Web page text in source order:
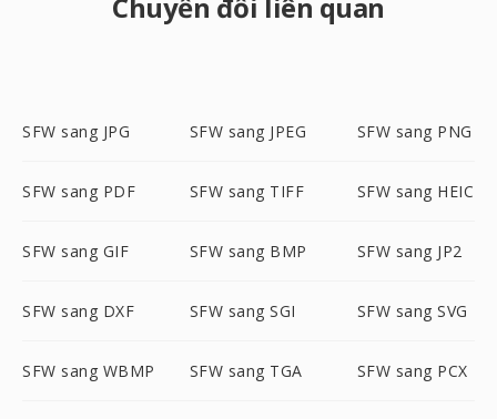
SFW sang JPG SFW sang JPEG SFW sang PNG
SFW sang PDF SFW sang TIFF SFW sang HEIC
SFW sang GIF SFW sang BMP SFW sang JP2
SFW sang DXF SFW sang SGI SFW sang SVG
SFW sang WBMP SFW sang TGA SFW sang PCX